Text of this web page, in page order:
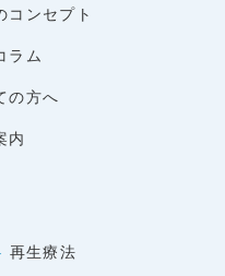
コンセプト
ラム
の方へ
内
再生療法